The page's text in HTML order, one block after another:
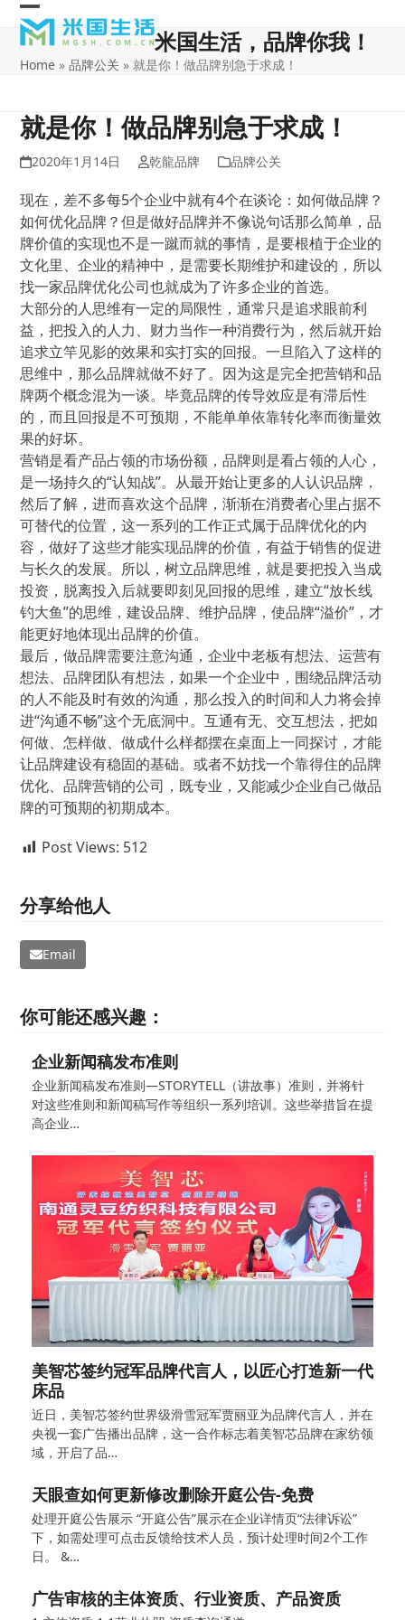
Skip
content
Open
mobile
Close
mobile
米国生活，品牌你我！
Home »品牌公关 »就是你！做品牌别急于求成！
就是你！做品牌别急于求成！
2020年1月14日 乾龍品牌 品牌公关
现在，差不多每5个企业中就有4个在谈论：如何做品牌？
如何优化品牌？但是做好品牌并不像说句话那么简单，品
牌价值的实现也不是一蹴而就的事情，是要根植于企业的
文化里、企业的精神中，是需要长期维护和建设的，所以
找一家品牌优化公司也就成为了许多企业的首选。
大部分的人思维有一定的局限性，通常只是追求眼前利
益，把投入的人力、财力当作一种消费行为，然后就开始
追求立竿见影的效果和实打实的回报。一旦陷入了这样的
思维中，那么品牌就做不好了。因为这是完全把营销和品
牌两个概念混为一谈。毕竟品牌的传导效应是有滞后性
的，而且回报是不可预期，不能单单依靠转化率而衡量效
果的好坏。
营销是看产品占领的市场份额，品牌则是看占领的人心，
是一场持久的“认知战”。从最开始让更多的人认识品牌，
然后了解，进而喜欢这个品牌，渐渐在消费者心里占据不
可替代的位置，这一系列的工作正式属于品牌优化的内
容，做好了这些才能实现品牌的价值，有益于销售的促进
与长久的发展。所以，树立品牌思维，就是要把投入当成
投资，脱离投入后就要即刻见回报的思维，建立“放长线
钓大鱼”的思维，建设品牌、维护品牌，使品牌“溢价”，才
能更好地体现出品牌的价值。
最后，做品牌需要注意沟通，企业中老板有想法、运营有
想法、品牌团队有想法，如果一个企业中，围绕品牌活动
的人不能及时有效的沟通，那么投入的时间和人力将会掉
进“沟通不畅”这个无底洞中。互通有无、交互想法，把如
何做、怎样做、做成什么样都摆在桌面上一同探讨，才能
让品牌建设有稳固的基础。或者不妨找一个靠得住的品牌
优化、品牌营销的公司，既专业，又能减少企业自己做品
牌的可预期的初期成本。
Post Views: 512
分享给他人
Email
你可能还感兴趣：
企业新闻稿发布准则
企业新闻稿发布准则—STORYTELL（讲故事）准则，并将针
对这些准则和新闻稿写作等组织一系列培训。这些举措旨在提
高企业…
美智芯签约冠军品牌代言人，以匠心打造新一代
床品
近日，美智芯签约世界级滑雪冠军贾丽亚为品牌代言人，并在
央视一套广告播出品牌，这一合作标志着美智芯品牌在家纺领
域，开启了品…
天眼查如何更新修改删除开庭公告-免费
处理开庭公告展示 “开庭公告”展示在企业详情页“法律诉讼”
下，如需处理可点击反馈给技术人员，预计处理时间2个工作
日。 &…
广告审核的主体资质、行业资质、产品资质